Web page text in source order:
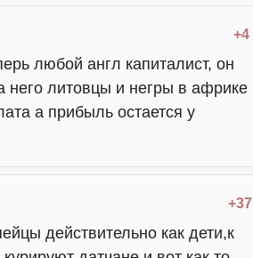
+4
любой англ капиталист, он
него литовцы и негры в африке
а прибыль остается у
+37
действительно как дети,к